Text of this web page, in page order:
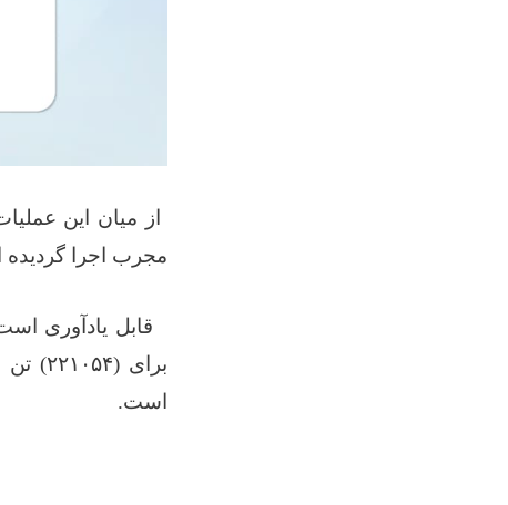
از میان این
مجرب اجرا
قابل یادآوری
برای (۲۲۱۰۵۴) تن
است.